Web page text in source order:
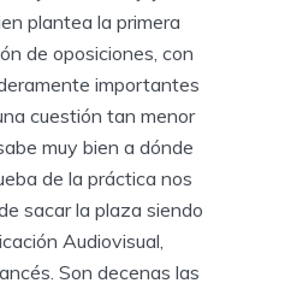
plantea la primera
de oposiciones, con
importantes
cuestión tan menor
muy bien a dónde
de la práctica nos
sacar la plaza siendo
Audiovisual,
Son decenas las